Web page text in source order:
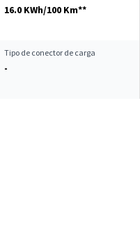
16.0 KWh/100 Km**
Tipo de conector de carga
-